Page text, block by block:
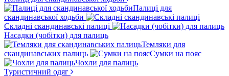
Палиці для
скандинавської ходьби
Складні скандинавські палиці
Насадки (чобітки) для палиць
Темляки для
скандинавських палиць
Сумки на пояс
Чохли для палиць
Туристичний одяг